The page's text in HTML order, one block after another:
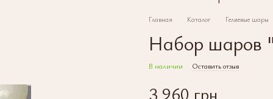
Главная Каталог Гелиевые шары
Набор шаров
В наличии Оставить отзыв
3 960 грн